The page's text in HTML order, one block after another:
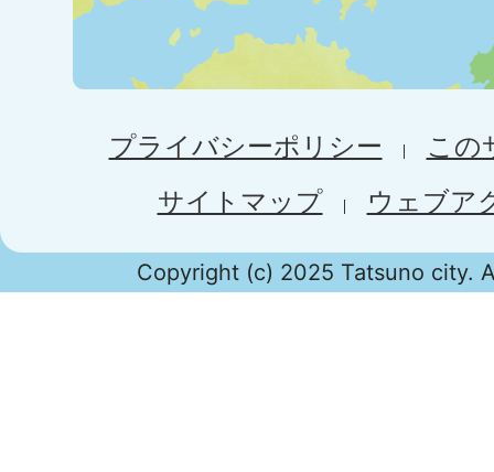
プライバシーポリシー
この
サイトマップ
ウェブア
Copyright (c) 2025 Tatsuno city.